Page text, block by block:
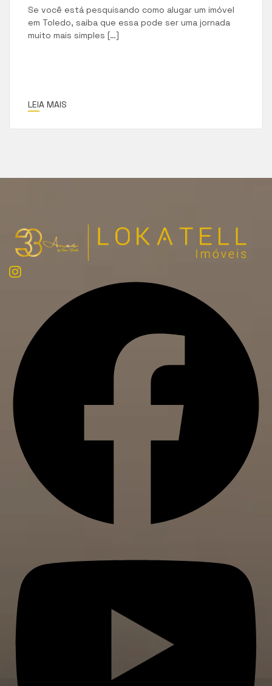
Se você está pesquisando como alugar um imóvel
em Toledo, saiba que essa pode ser uma jornada
muito mais simples […]
LEIA MAIS